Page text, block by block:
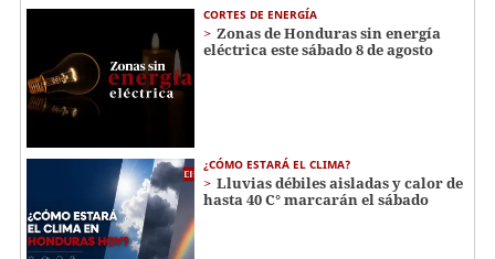
CORTES DE ENERGÍA
Zonas de Honduras sin energía
eléctrica este sábado 8 de agosto
¿CÓMO ESTARÁ EL CLIMA?
Lluvias débiles aisladas y calor de
hasta 40 C° marcarán el sábado